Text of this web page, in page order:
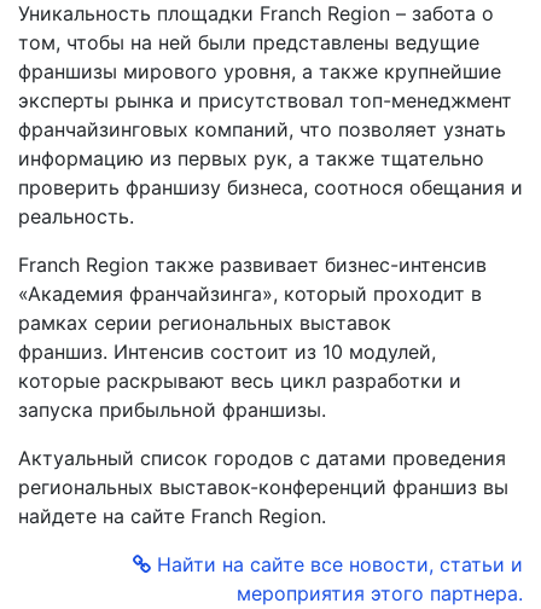
Уникальность площадки Franch Region – забота о
том, чтобы на ней были представлены ведущие
франшизы мирового уровня, а также крупнейшие
эксперты рынка и присутствовал топ-менеджмент
франчайзинговых компаний, что позволяет узнать
информацию из первых рук, а также тщательно
проверить франшизу бизнеса, соотнося обещания и
реальность.
Franch Region также развивает бизнес-интенсив
«Академия франчайзинга», который проходит в
рамках серии региональных выставок
франшиз. Интенсив состоит из 10 модулей,
которые раскрывают весь цикл разработки и
запуска прибыльной франшизы.
Актуальный список городов с датами проведения
региональных выставок-конференций франшиз вы
найдете на сайте Franch Region.
Найти на сайте все новости, статьи и
мероприятия этого партнера.